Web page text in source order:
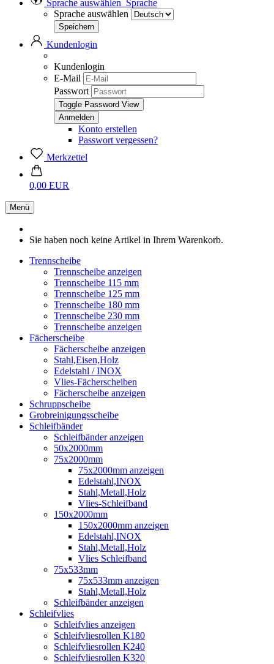
Sprache auswählen Sprache
Sprache auswählen
Kundenlogin
Kundenlogin
E-Mail
Passwort
Toggle Password View
Konto erstellen
Passwort vergessen?
Merkzettel
0,00 EUR
Menü
Sie haben noch keine Artikel in Ihrem Warenkorb.
Trennscheibe
Trennscheibe anzeigen
Trennscheibe 115 mm
Trennscheibe 125 mm
Trennscheibe 180 mm
Trennscheibe 230 mm
Trennscheibe anzeigen
Fächerscheibe
Fächerscheibe anzeigen
Stahl,Eisen,Holz
Edelstahl / INOX
Vlies-Fächerscheiben
Fächerscheibe anzeigen
Schruppscheibe
Grobreinigungsscheibe
Schleifbänder
Schleifbänder anzeigen
50x2000mm
75x2000mm
75x2000mm anzeigen
Edelstahl,INOX
Stahl,Metall,Holz
Vlies-Schleifband
150x2000mm
150x2000mm anzeigen
Edelstahl,INOX
Stahl,Metall,Holz
Vlies Schleifband
75x533mm
75x533mm anzeigen
Stahl,Metall,Holz
Schleifbänder anzeigen
Schleifvlies
Schleifvlies anzeigen
Schleifvliesrollen K180
Schleifvliesrollen K240
Schleifvliesrollen K320